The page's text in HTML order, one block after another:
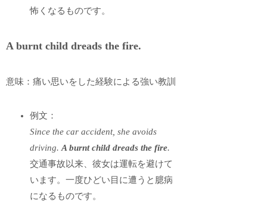
怖くなるものです。
A burnt child dreads the fire.
意味：痛い思いをした経験による強い教訓
例文：
Since the car accident, she avoids
driving.A burnt child dreads the fire.
交通事故以来、彼女は運転を避けて
います。一度ひどい目に遭うと臆病
になるものです。